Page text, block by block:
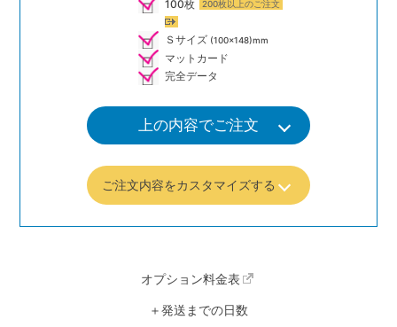
100枚 200枚以上のご注文
Ｓサイズ (100×148)mm
マットカード
完全データ
上の内容でご注文
ご注文内容をカスタマイズする
オプション料金表
＋発送までの日数